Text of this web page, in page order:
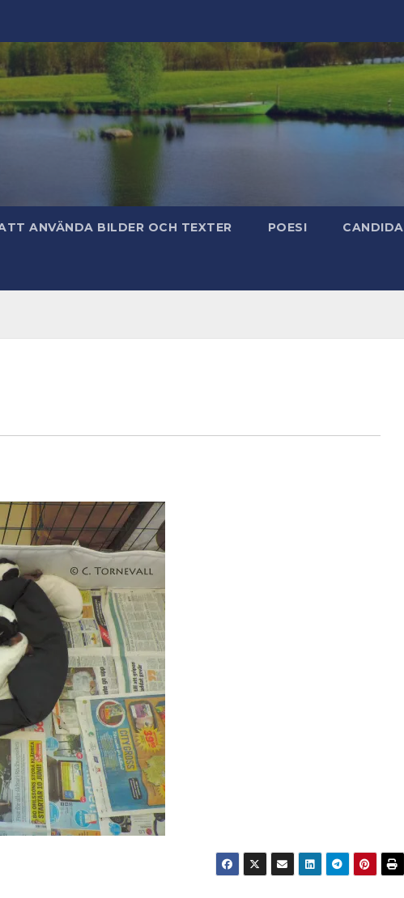
ANVÄNDA BILDER OCH TEXTER POESI CANDIDA